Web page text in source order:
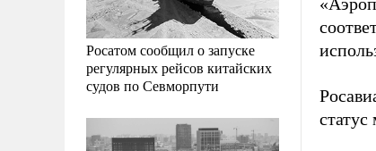
Росатом сообщил о запуске
регулярных рейсов китайских
судов по Севморпути